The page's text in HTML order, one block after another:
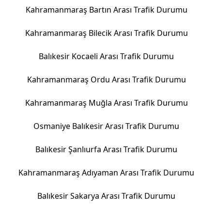
Kahramanmaraş Bartın Arası Trafik Durumu
Kahramanmaraş Bilecik Arası Trafik Durumu
Balıkesir Kocaeli Arası Trafik Durumu
Kahramanmaraş Ordu Arası Trafik Durumu
Kahramanmaraş Muğla Arası Trafik Durumu
Osmaniye Balıkesir Arası Trafik Durumu
Balıkesir Şanlıurfa Arası Trafik Durumu
Kahramanmaraş Adıyaman Arası Trafik Durumu
Balıkesir Sakarya Arası Trafik Durumu